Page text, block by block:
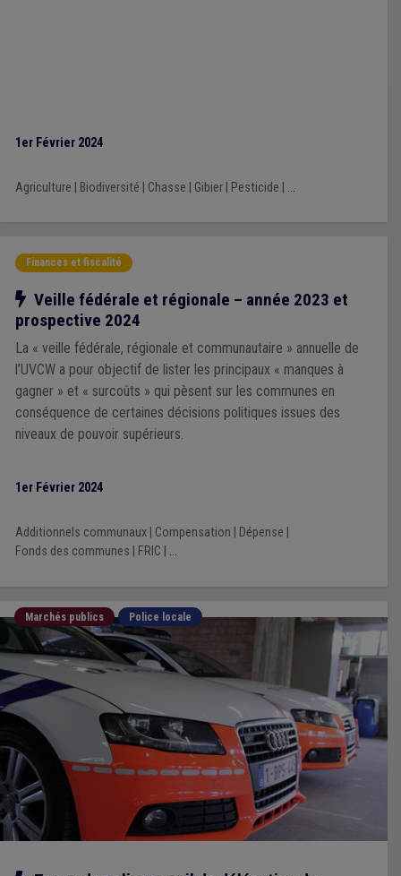
1er Février 2024
Agriculture Biodiversité Chasse Gibier| Pesticide ...
Finances et fiscalité
Notre action
Veille fédérale et régionale – année 2023 et
prospective 2024
La « veille fédérale, régionale et communautaire » annuelle de
l’UVCW a pour objectif de lister les principaux « manques à
gagner » et « surcoûts » qui pèsent sur les communes en
conséquence de certaines décisions politiques issues des
niveaux de pouvoir supérieurs.
1er Février 2024
Additionnels communaux| Compensation Dépense
Fonds des communes
FRIC ...
Marchés publics Police locale